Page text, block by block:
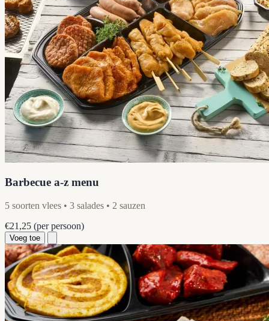
Barbecue a-z menu
5 soorten vlees • 3 salades • 2 sauzen
€21,25 (per persoon)
Voeg toe